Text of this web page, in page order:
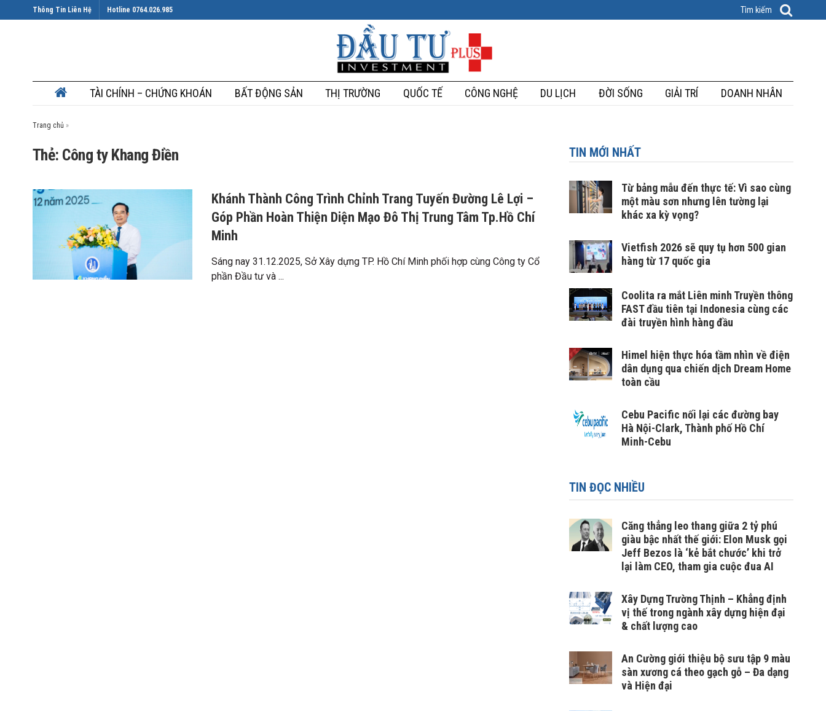
Thông Tin Liên Hệ Hotline 0764.026.985
TÀI CHÍNH – CHỨNG KHOÁN BẤT ĐỘNG SẢN THỊ TRƯỜNG QUỐC TẾ CÔNG NGHỆ DU LỊCH ĐỜI SỐNG GIẢI TRÍ DOANH NHÂN
Trang chủ »
Thẻ: Công ty Khang Điền
Khánh Thành Công Trình Chỉnh Trang Tuyến Đường Lê Lợi –
Góp Phần Hoàn Thiện Diện Mạo Đô Thị Trung Tâm Tp.Hồ Chí
Minh
Sáng nay 31.12.2025, Sở Xây dựng TP. Hồ Chí Minh phối hợp cùng Công ty Cổ
phần Đầu tư và ...
TIN MỚI NHẤT
Từ bảng mẫu đến thực tế: Vì sao cùng
một màu sơn nhưng lên tường lại
khác xa kỳ vọng?
Vietfish 2026 sẽ quy tụ hơn 500 gian
hàng từ 17 quốc gia
Coolita ra mắt Liên minh Truyền thông
FAST đầu tiên tại Indonesia cùng các
đài truyền hình hàng đầu
Himel hiện thực hóa tầm nhìn về điện
dân dụng qua chiến dịch Dream Home
toàn cầu
Cebu Pacific nối lại các đường bay
Hà Nội-Clark, Thành phố Hồ Chí
Minh-Cebu
TIN ĐỌC NHIỀU
Căng thẳng leo thang giữa 2 tỷ phú
giàu bậc nhất thế giới: Elon Musk gọi
Jeff Bezos là ‘kẻ bắt chước’ khi trở
lại làm CEO, tham gia cuộc đua AI
Xây Dựng Trường Thịnh – Khẳng định
vị thế trong ngành xây dựng hiện đại
& chất lượng cao
An Cường giới thiệu bộ sưu tập 9 màu
sàn xương cá theo gạch gỗ – Đa dạng
và Hiện đại